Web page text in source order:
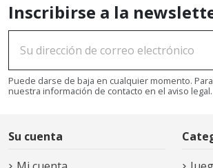
Inscribirse a la
Puede darse de baja en cualquier momento.
nuestra información de contacto en el aviso legal.
Su cuenta